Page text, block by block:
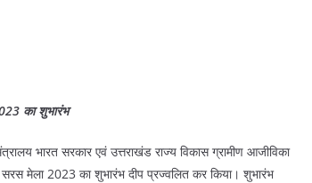
का शुभारंभ
भारत सरकार एवं उत्तराखंड राज्य विकास ग्रामीण आजीविका
मेला 2023 का शुभारंभ दीप प्रज्वलित कर किया। शुभारंभ